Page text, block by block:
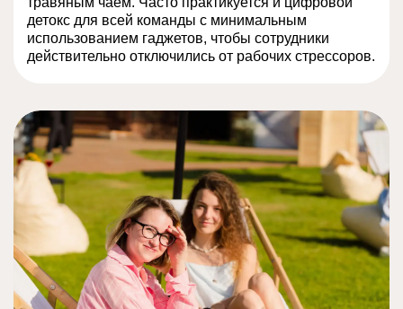
детокс для всей команды с минимальным
использованием гаджетов, чтобы сотрудники
действительно отключились от рабочих стрессоров.